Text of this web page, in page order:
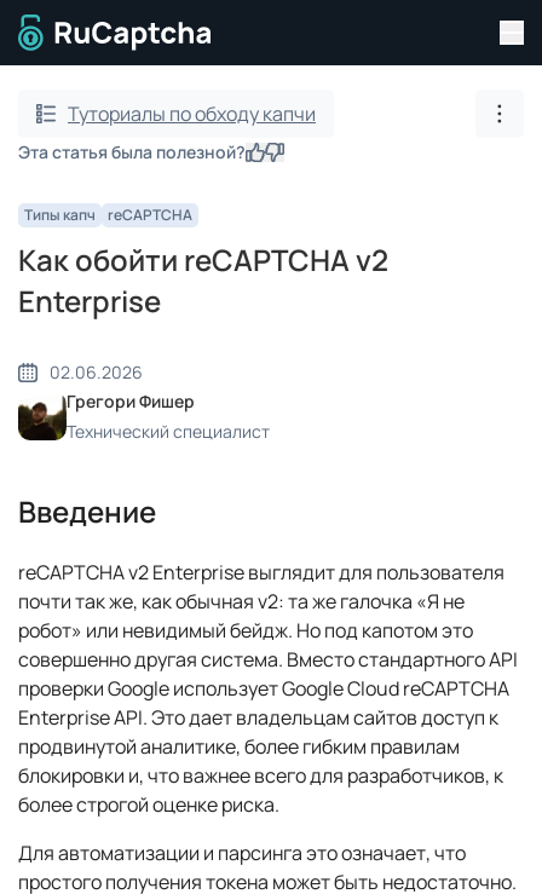
Перейти на главную страницу
Туториалы по обходу капчи
Эта статья была полезной?ДаНет
Типы капч reCAPTCHA
Как обойти reCAPTCHA v2
Enterprise
02.06.2026
Грегори Фишер
Технический специалист
Введение
reCAPTCHA v2 Enterprise выглядит для пользователя
почти так же, как обычная v2: та же галочка «Я не
робот» или невидимый бейдж. Но под капотом это
совершенно другая система. Вместо стандартного API
проверки Google использует Google Cloud reCAPTCHA
Enterprise API. Это дает владельцам сайтов доступ к
продвинутой аналитике, более гибким правилам
блокировки и, что важнее всего для разработчиков, к
более строгой оценке риска.
Для автоматизации и парсинга это означает, что
простого получения токена может быть недостаточно.